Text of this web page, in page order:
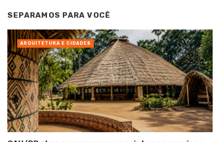
SEPARAMOS PARA VOCÊ
ARQUITETURA E CIDADES